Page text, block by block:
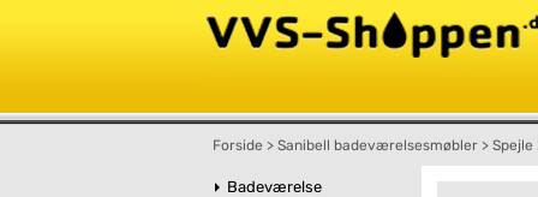
Forside > Sanibell badeværelsesmøbler > Spejle
Badeværelse